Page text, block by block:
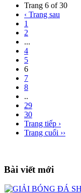
Trang 6 of 30
‹ Trang sau
1
2
...
4
5
6
7
8
..
29
30
Trang tiếp ›
Trang cuối ››
Bài viết mới